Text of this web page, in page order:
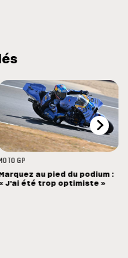
MOTO GP
au pied du podium :
J'ai été trop optimiste »